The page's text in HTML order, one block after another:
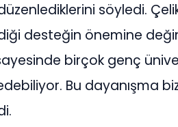
söyledi.
desteğin önemine
sayesinde birçok genç
Bu dayanışma